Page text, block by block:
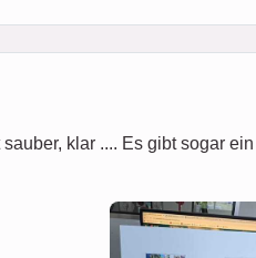
klar .... Es gibt sogar ein